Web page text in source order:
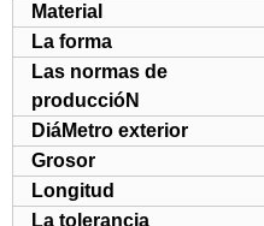
Material
La forma
Las normas de
produccióN
DiáMetro exterior
Grosor
Longitud
La tolerancia